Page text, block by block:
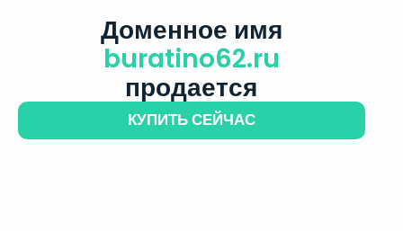
Доменное имя
buratino62.ru
продается
КУПИТЬ СЕЙЧАС